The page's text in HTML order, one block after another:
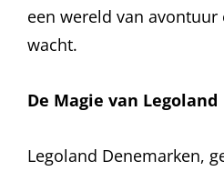
een wereld van
wacht.
De Magie van Legoland
Legoland Denemarken,